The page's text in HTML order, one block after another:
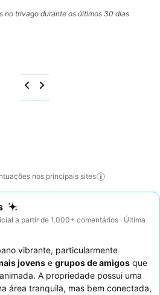
no trivago durante os últimos 30 dias
nos principais sites
a partir de 1.000+ comentários · Última
vibrante, particularmente
jovens e grupos de amigos que
A propriedade possui uma
área tranquila, mas bem conectada,